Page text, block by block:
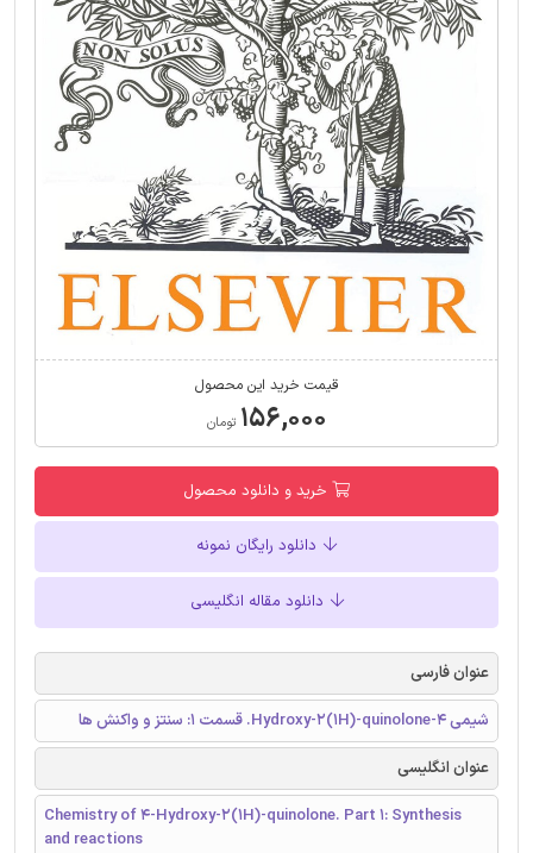
قیمت خرید این محصول
۱۵۶,۰۰۰ تومان
خرید و دانلود محصول
دانلود رایگان نمونه
دانلود مقاله انگلیسی
عنوان فارسی
شیمی 4-Hydroxy-2(1H)-quinolone. قسمت 1: سنتز و واکنش ها
عنوان انگلیسی
Chemistry of 4-Hydroxy-2(1H)-quinolone. Part 1: Synthesis
and reactions